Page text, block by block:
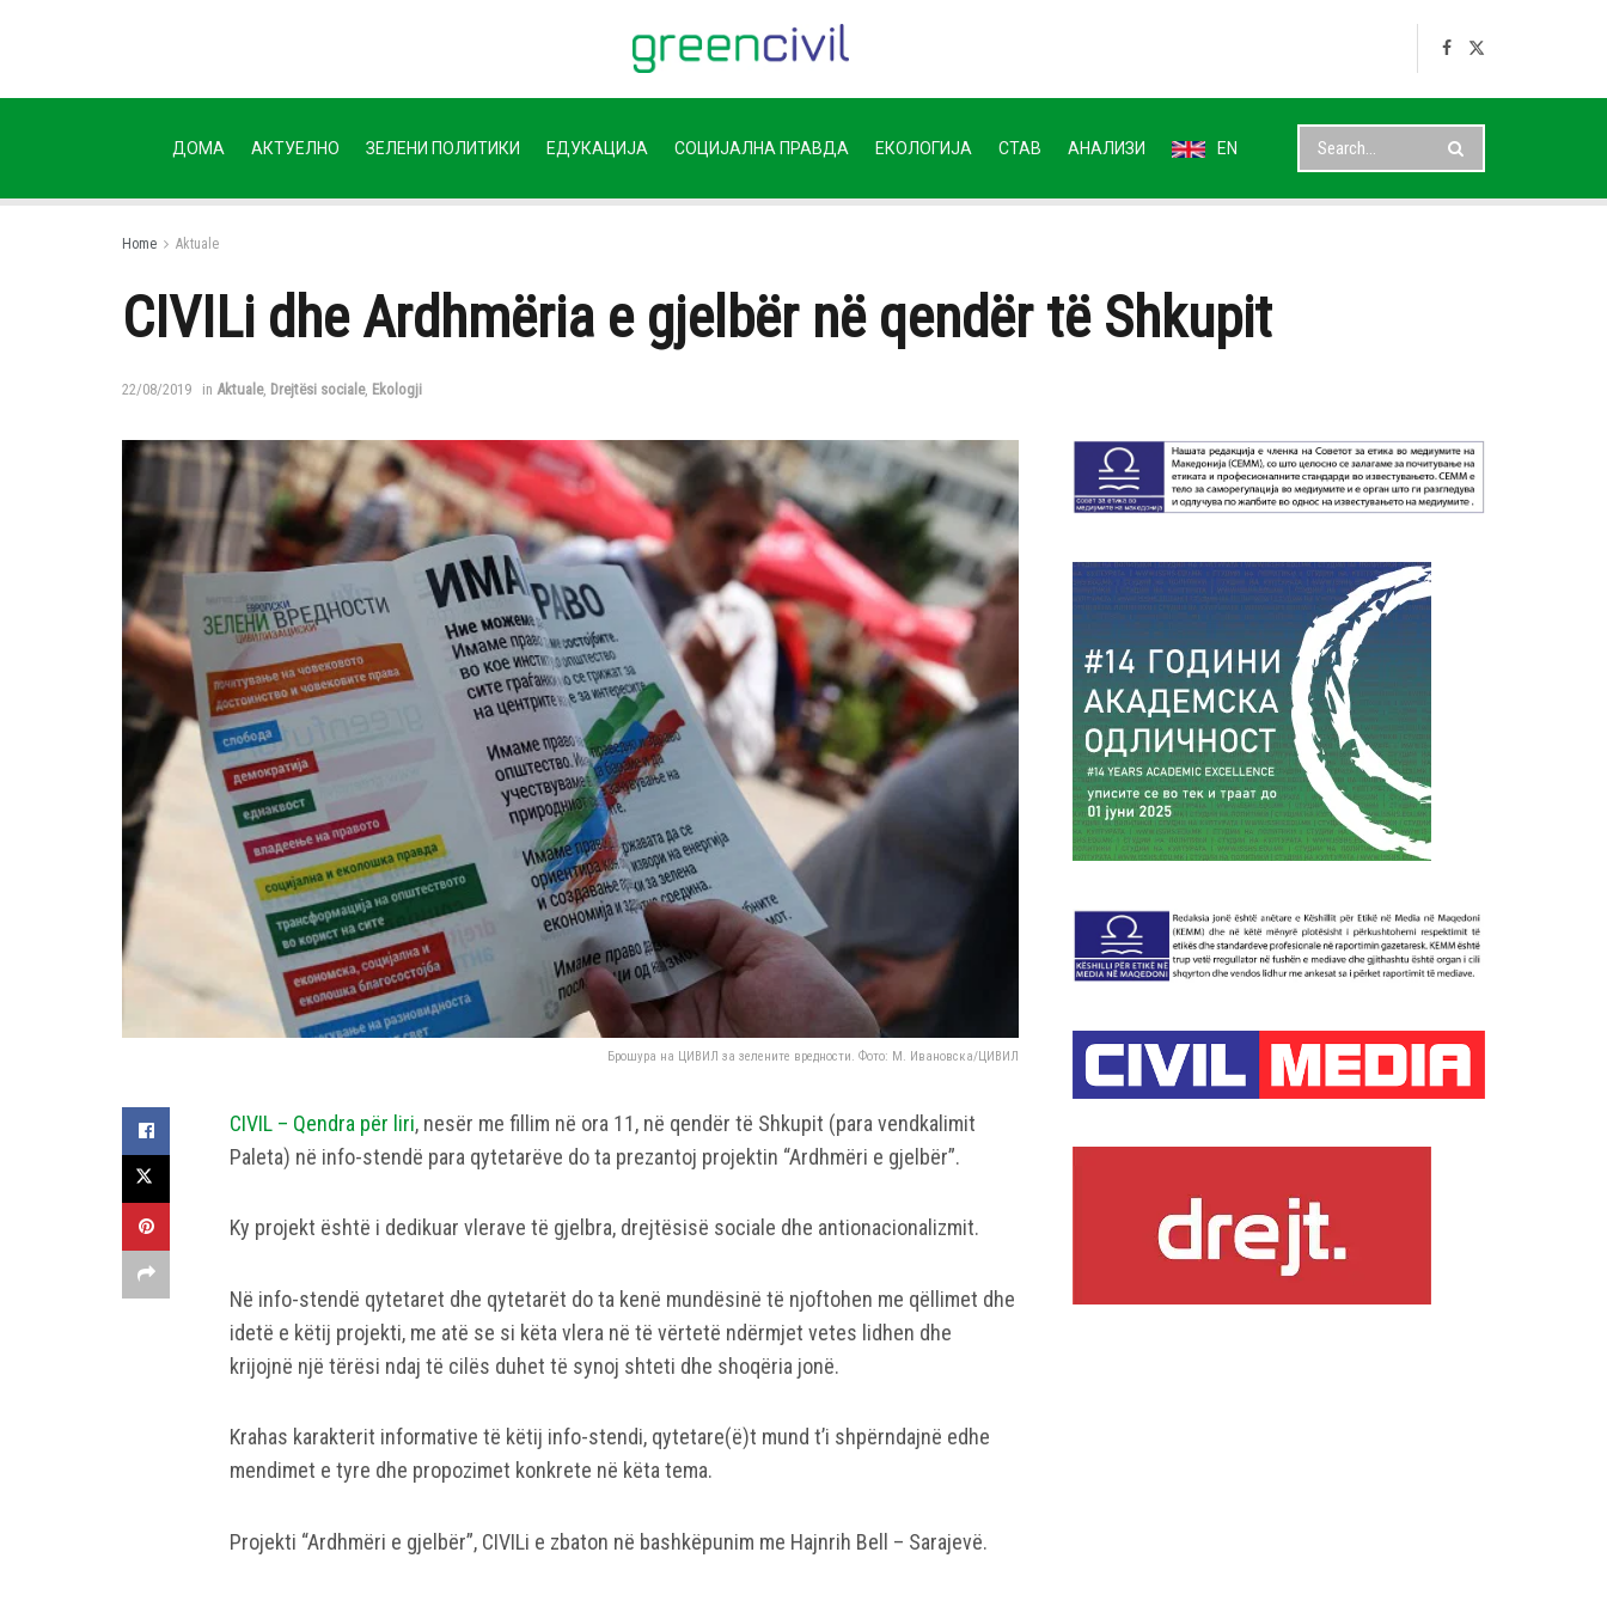
ДОМА АКТУЕЛНО ЗЕЛЕНИ ПОЛИТИКИ ЕДУКАЦИЈА СОЦИЈАЛНА ПРАВДА ЕКОЛОГИЈА СТАВ АНАЛИЗИ EN
Home Aktuale
CIVILi dhe Ardhmëria e gjelbër në qendër të Shkupit
22/08/2019 in Aktuale, Drejtësi sociale, Ekologji
Брошура на ЦИВИЛ за зелените вредности. Фото: М. Ивановска/ЦИВИЛ
CIVIL – Qendra për liri, nesër me fillim në ora 11, në qendër të Shkupit (para vendkalimit
Paleta) në info-stendë para qytetarëve do ta prezantoj projektin “Ardhmëri e gjelbër”.
Ky projekt është i dedikuar vlerave të gjelbra, drejtësisë sociale dhe antionacionalizmit.
Në info-stendë qytetaret dhe qytetarët do ta kenë mundësinë të njoftohen me qëllimet dhe
idetë e këtij projekti, me atë se si këta vlera në të vërtetë ndërmjet vetes lidhen dhe
krijojnë një tërësi ndaj të cilës duhet të synoj shteti dhe shoqëria jonë.
Krahas karakterit informative të këtij info-stendi, qytetare(ë)t mund t’i shpërndajnë edhe
mendimet e tyre dhe propozimet konkrete në këta tema.
Projekti “Ardhmëri e gjelbër”, CIVILi e zbaton në bashkëpunim me Hajnrih Bell – Sarajevë.